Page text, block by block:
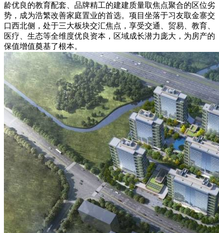
龄优良的教育配套、品牌精工的建建质量取焦点聚合的区位劣
势，成为浩繁改善家庭置业的首选。项目坐落于习友取金寨交
口西北侧，处于三大板块交汇焦点，享受交通、贸易、教育、
医疗、生态等全维度优良资本，区域成长潜力庞大，为房产的
保值增值奠基了根本。